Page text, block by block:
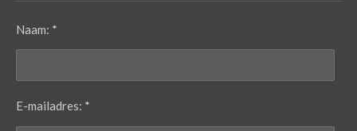
Naam: *
E-mailadres: *